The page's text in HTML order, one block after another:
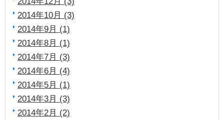
2014年10月 (3)
2014年9月 (1)
2014年8月 (1)
2014年7月 (3)
2014年6月 (4)
2014年5月 (1)
2014年3月 (3)
2014年2月 (2)